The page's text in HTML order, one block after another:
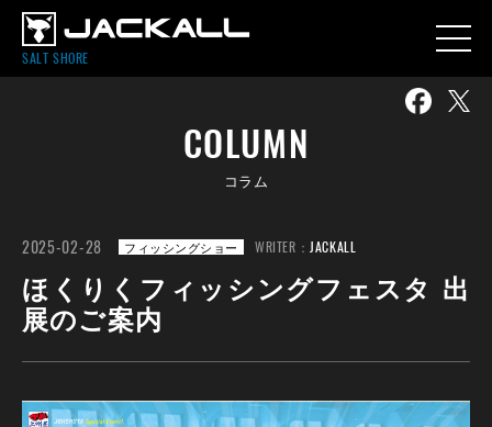
SALT SHORE
COLUMN
コラム
2025-02-28 フィッシングショー WRITER：JACKALL
ほくりくフィッシングフェスタ 出
展のご案内